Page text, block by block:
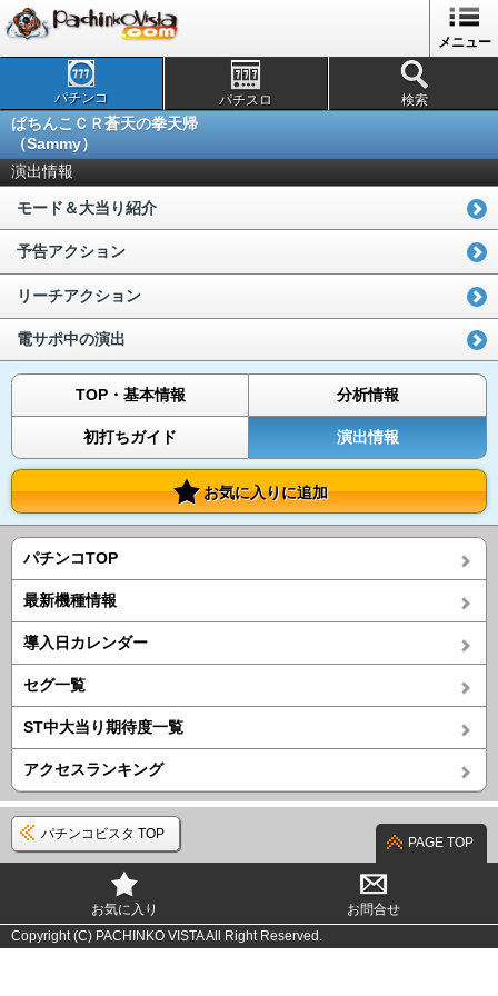
メニュー
パチンコ パチスロ 検索
ぱちんこＣＲ蒼天の拳天帰
（Sammy）
演出情報
モード＆大当り紹介
予告アクション
リーチアクション
電サポ中の演出
TOP・基本情報 分析情報
初打ちガイド 演出情報
お気に入りに追加
パチンコTOP
最新機種情報
導入日カレンダー
セグ一覧
ST中大当り期待度一覧
アクセスランキング
パチンコビスタ TOP
PAGE TOP
お気に入り
お問合せ
Copyright (C) PACHINKO VISTA All Right Reserved.